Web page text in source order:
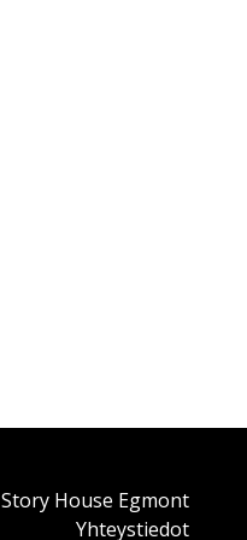
Story House Egmont
Yhteystiedot